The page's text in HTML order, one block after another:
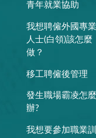
青年就業協助
我想聘僱外國專業
人士(白領)該怎麼
做？
移工聘僱後管理
發生職場霸凌怎麼
辦?
我想要參加職業訓